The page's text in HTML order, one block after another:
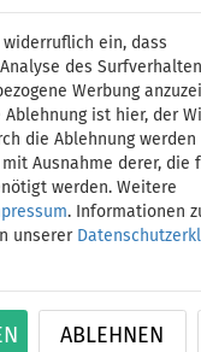
ein, dass
des
Werbung
ist hier, der
die Ablehnung werden
Ausnahme derer, die
werden. Weitere
. Informationen
unserer
ABLEHNEN
MARINA
Stand
Set